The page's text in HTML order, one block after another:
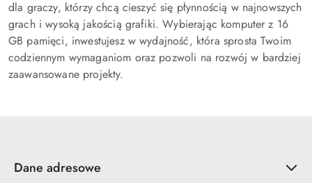
dla graczy, którzy chcą cieszyć się płynnością w najnowszych
grach i wysoką jakością grafiki. Wybierając komputer z 16
GB pamięci, inwestujesz w wydajność, która sprosta Twoim
codziennym wymaganiom oraz pozwoli na rozwój w bardziej
zaawansowane projekty.
Dane adresowe